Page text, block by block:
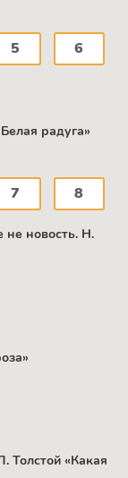
5 6
радуга»
7 8
новость. Н.
Толстой «Какая